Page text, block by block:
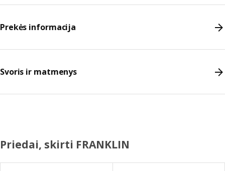
Prekės informacija
Svoris ir matmenys
Priedai, skirti FRANKLIN